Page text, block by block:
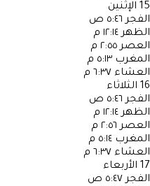
15 الإثنين
الفجر ٥:٤٦ ص
الظهر ١٢:١٤ م
العصر ٢:٥٥ م
المغرب ٥:١٣ م
العشاء ٦:٣٧ م
16 الثلاثاء
الفجر ٥:٤٦ ص
الظهر ١٢:١٤ م
العصر ٢:٥٦ م
المغرب ٥:١٤ م
العشاء ٦:٣٧ م
17 الأربعاء
الفجر ٥:٤٧ ص